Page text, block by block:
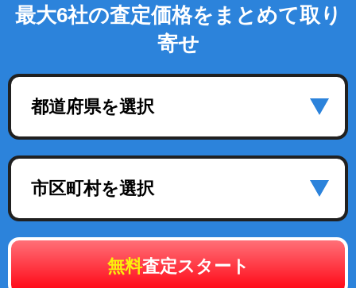
最大6社の査定価格をまとめて取り
寄せ
都道府県を選択
市区町村を選択
無料査定スタート